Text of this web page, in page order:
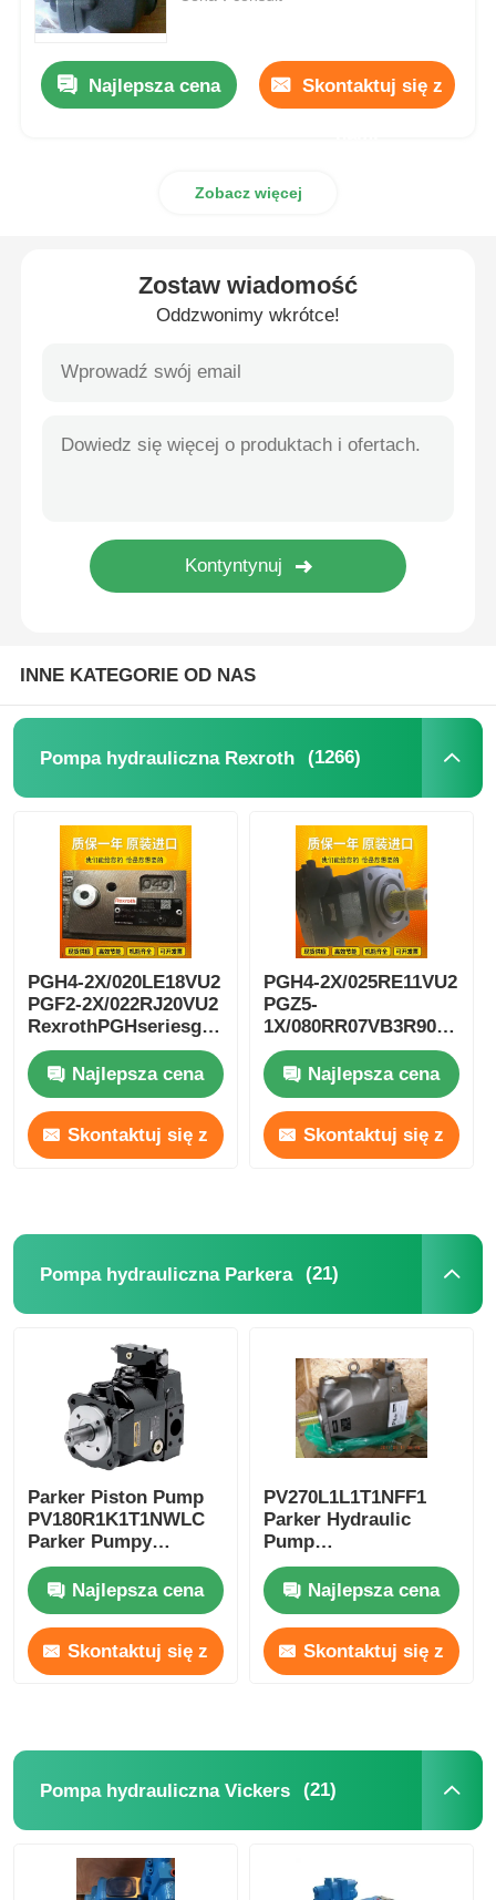
Pompa hydrauliczna Rexroth
Pompa hydrauliczna Vickers
Najlepsza cena Skontaktuj się z
Zobacz więcej
Zostaw wiadomość
Oddzwonimy wkrótce!
INNE KATEGORIE OD NAS
Pompa hydrauliczna Rexroth (1266)
PGH4-2X/020LE18VU2
PGF2-2X/022RJ20VU2
RexrothPGHseriesgearhigh-
pressure
oilpumpductile iron
Najlepsza cena
Skontaktuj się z
PGH4-2X/025RE11VU2
PGZ5-
1X/
pressure
oilpumpductile iron
Najlepsza cena
Skontaktuj się z
Pompa hydrauliczna Parkera (21)
Parker Piston Pump
PV180R1K1T1NWLC
Parker Pumpy
komercyjne
Najlepsza cena
Skontaktuj się z
PV270L1L1T1NFF1
Parker Hydraulic
Pump
PV180R1L1C1NFPD
PV270L1D3T1N001
Najlepsza cena
Skontaktuj się z
Pompa hydrauliczna Vickers (21)